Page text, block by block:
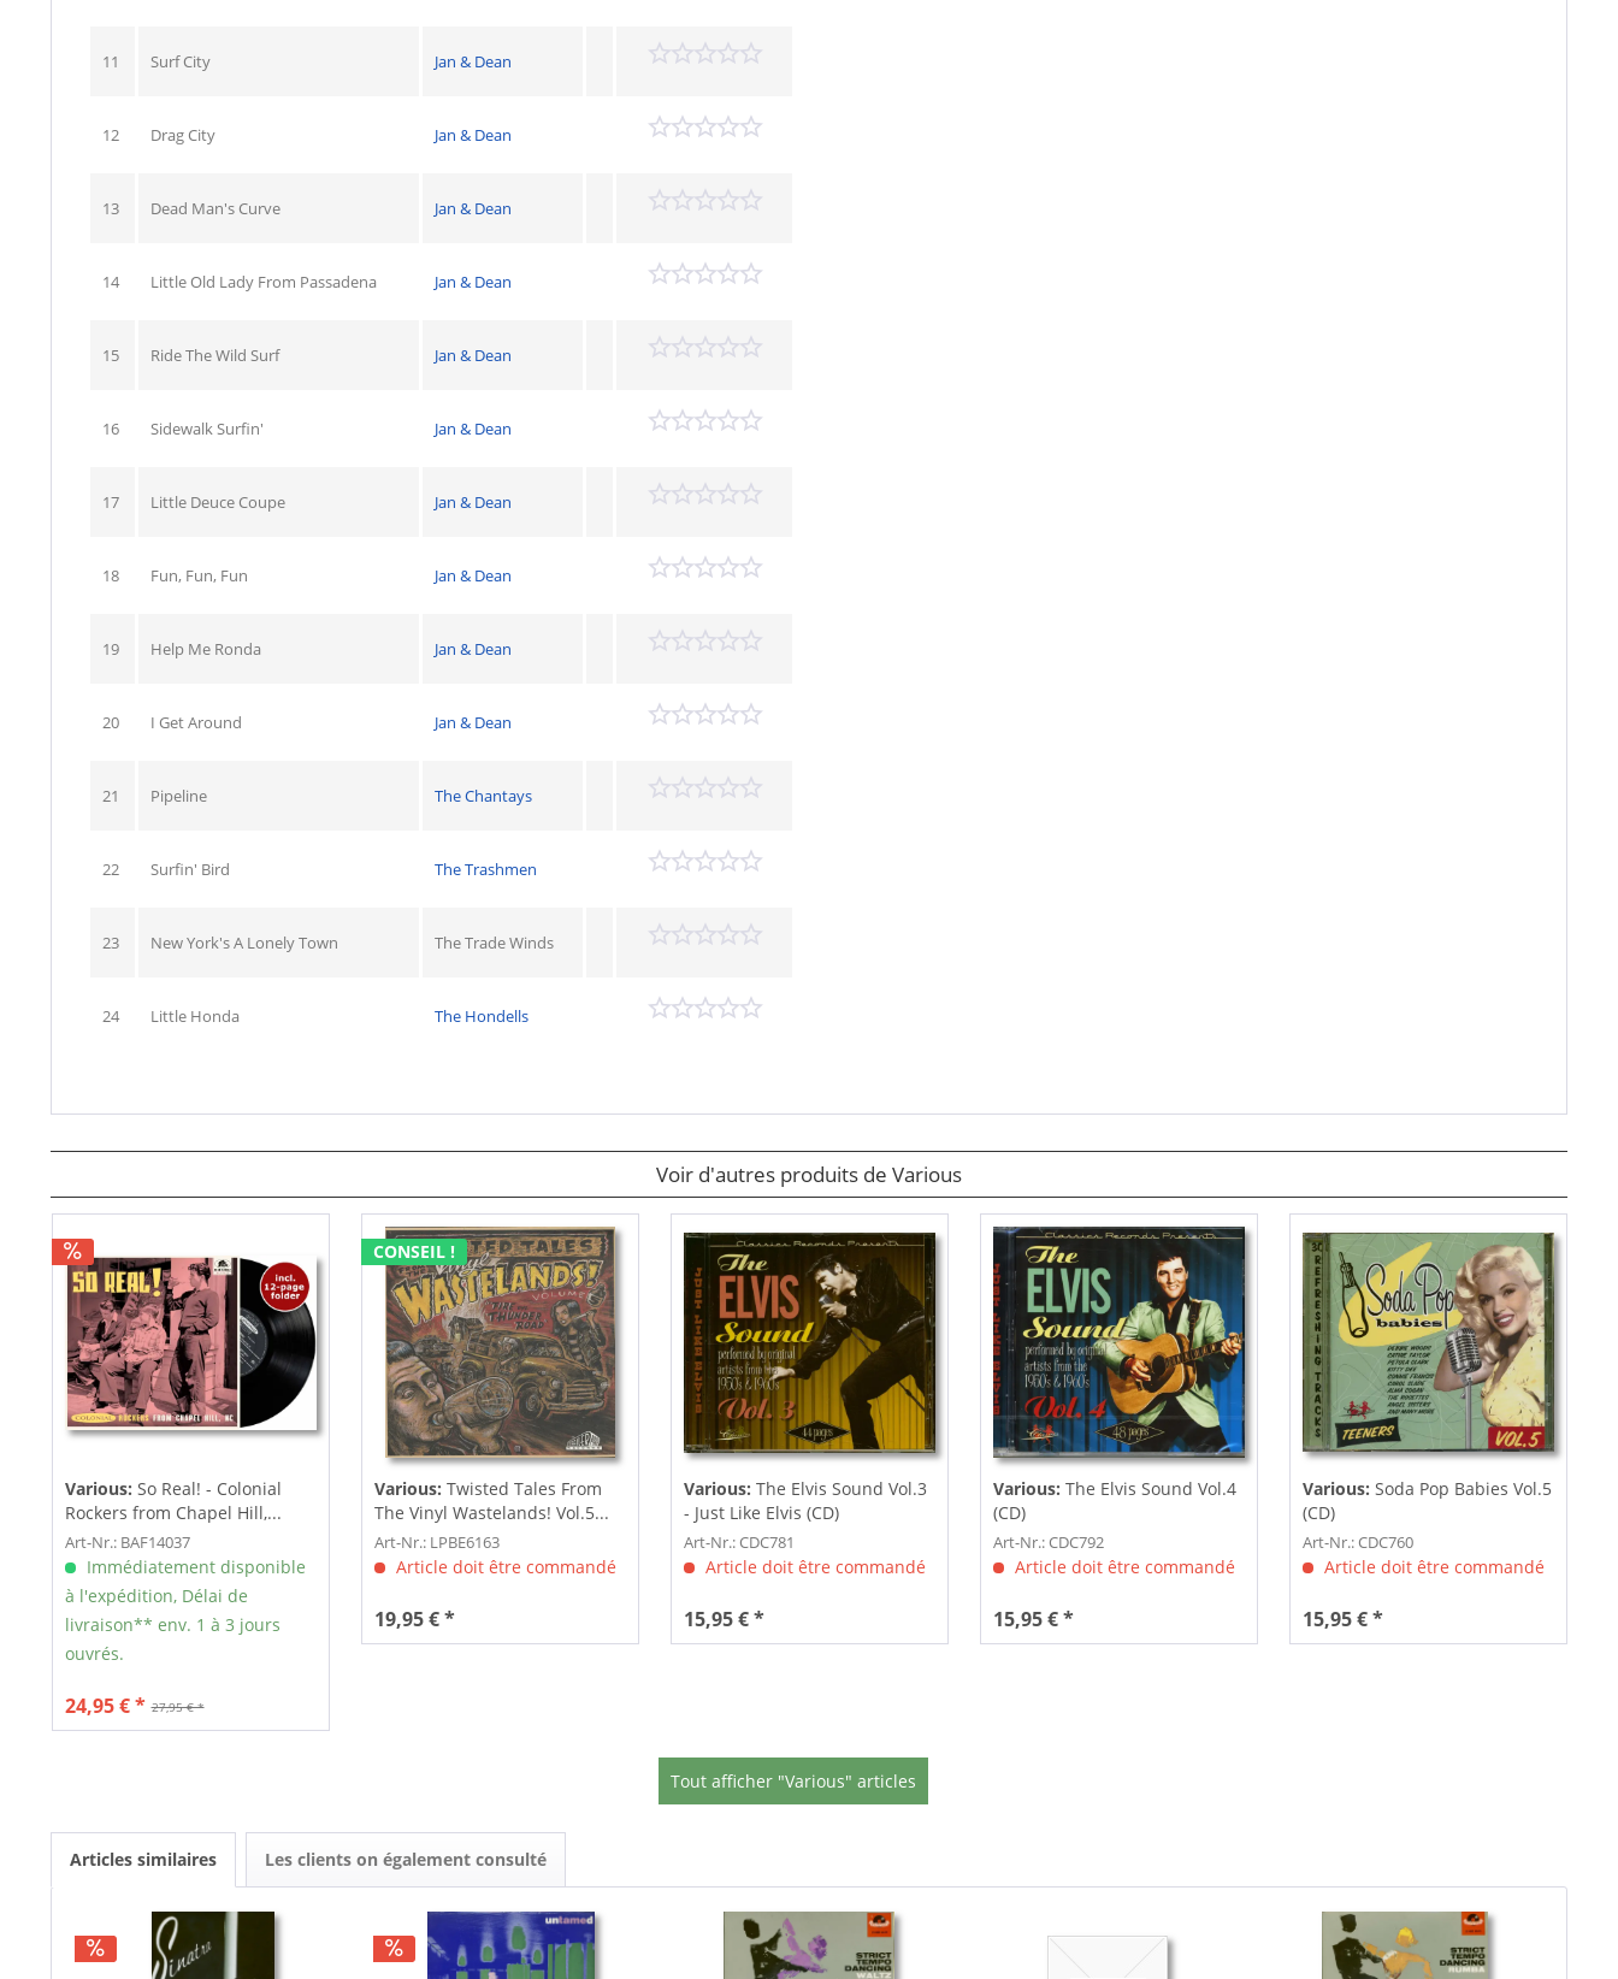
11 Surf City Jan & Dean
12 Drag City Jan & Dean
13 Dead Man's Curve Jan & Dean
14 Little Old Lady From Passadena Jan & Dean
15 Ride The Wild Surf Jan & Dean
16 Sidewalk Surfin' Jan & Dean
17 Little Deuce Coupe Jan & Dean
18 Fun, Fun, Fun Jan & Dean
19 Help Me Ronda Jan & Dean
20 I Get Around Jan & Dean
21 Pipeline The Chantays
22 Surfin' Bird The Trashmen
23 New York's A Lonely Town The Trade Winds
24 Little Honda The Hondells
Voir d'autres produits de Various
Various: So Real! - Colonial
Rockers from Chapel Hill,...
Art-Nr.: BAF14037
Immédiatement disponible
à l'expédition, Délai de
livraison** env. 1 à 3 jours
ouvrés.
27,95 € *
24,95 € *
CONSEIL !
Various: Twisted Tales From
The Vinyl Wastelands! Vol.5...
Art-Nr.: LPBE6163
Article doit être commandé
19,95 € *
Various: The Elvis Sound Vol.3
- Just Like Elvis (CD)
Art-Nr.: CDC781
Article doit être commandé
15,95 € *
Various: The Elvis Sound Vol.4
(CD)
Art-Nr.: CDC792
Article doit être commandé
15,95 € *
Various: Soda Pop Babies Vol.5
(CD)
Art-Nr.: CDC760
Article doit être commandé
15,95 € *
Tout afficher "Various" articles
Articles similaires Les clients on également consulté